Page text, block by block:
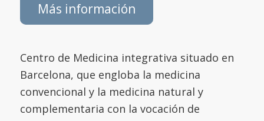
Más información
Centro de Medicina integrativa situado en
Barcelona, que engloba la medicina
convencional y la medicina natural y
complementaria con la vocación de